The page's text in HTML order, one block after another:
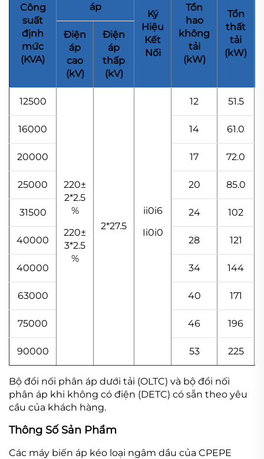
Công
suất
định
mức
(KVA)
áp
Ký
Hiệu
Kết
Nối
Tổn
hao
không
tải
(kW)
Tổn
thất
tải
(kW)
Điện
áp
cao
(kV)
Điện
áp
thấp
(kV)
12500
220±
2*2.5
%
220±
3*2.5
%
2*27.5
ii0i6
Ii0i0
12 51.5
16000 14 61.0
20000 17 72.0
25000 20 85.0
31500 24 102
40000 28 121
40000 34 144
63000 40 171
75000 46 196
90000 53 225
Bộ đổi nối phân áp dưới tải (OLTC) và bộ đổi nối
phân áp khi không có điện (DETC) có sẵn theo yêu
cầu của khách hàng.
Thông Số Sản Phẩm
Các máy biến áp kéo loại ngâm dầu của CPEPE